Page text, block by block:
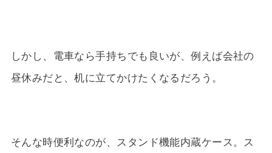
しかし、電車なら手持ちでも良いが、例えば会社の
昼休みだと、机に立てかけたくなるだろう。
そんな時便利なのが、スタンド機能内蔵ケース。ス